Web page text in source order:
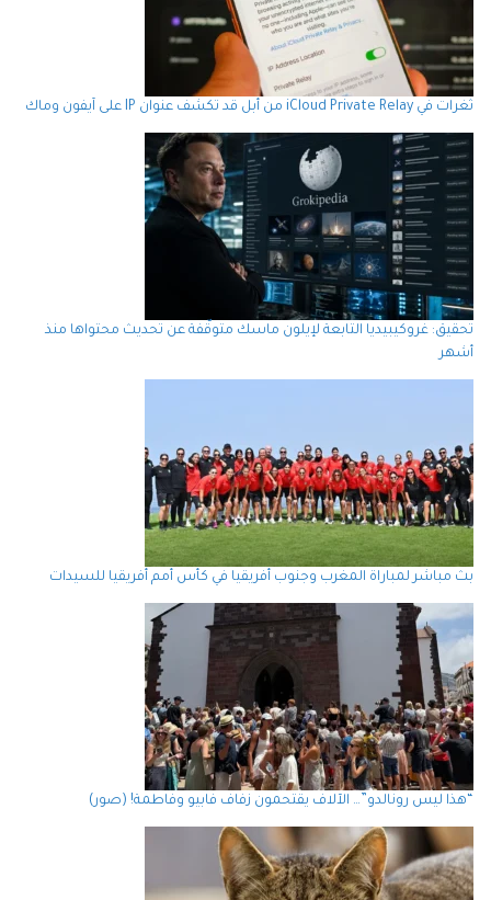
ثغرات في iCloud Private Relay من أبل قد تكشف عنوان IP على آيفون وماك
تحقيق: غروكيبيديا التابعة لإيلون ماسك متوقّفة عن تحديث محتواها منذ
أشهر
بث مباشر لمباراة المغرب وجنوب أفريقيا في كأس أمم أفريقيا للسيدات
“هذا ليس رونالدو”… الآلاف يقتحمون زفاف فابيو وفاطمة! (صور)